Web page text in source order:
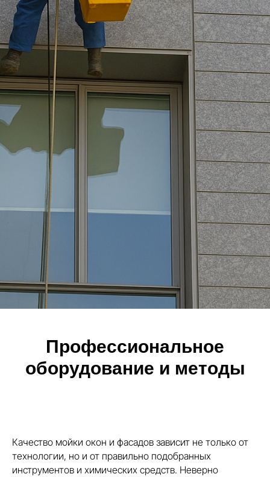
Профессиональное
оборудование и методы
Качество мойки окон и фасадов зависит не только от
технологии, но и от правильно подобранных
инструментов и химических средств. Неверно